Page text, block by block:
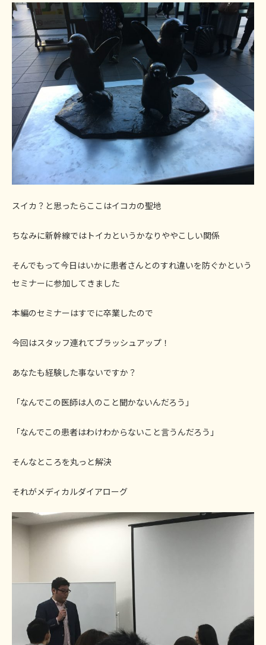
スイカ？と思ったらここはイコカの聖地
ちなみに新幹線ではトイカというかなりややこしい関係
そんでもって今日はいかに患者さんとのすれ違いを防ぐかという
セミナーに参加してきました
本編のセミナーはすでに卒業したので
今回はスタッフ連れてブラッシュアップ！
あなたも経験した事ないですか？
「なんでこの医師は人のこと聞かないんだろう」
「なんでこの患者はわけわからないこと言うんだろう」
そんなところを丸っと解決
それがメディカルダイアローグ